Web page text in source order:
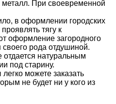
металл. При своевременной
в оформлении городских
тягу к
оформление загородного
своего рода отдушиной.
отдается натуральным
под старину.
можете заказать
не будет ни у кого из